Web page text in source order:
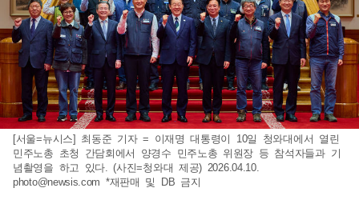
[서울=뉴시스] 최동준 기자 = 이재명 대통령이 10일 청와대에서 열린
민주노총 초청 간담회에서 양경수 민주노총 위원장 등 참석자들과 기
념촬영을 하고 있다. (사진=청와대 제공) 2026.04.10.
photo@newsis.com *재판매 및 DB 금지